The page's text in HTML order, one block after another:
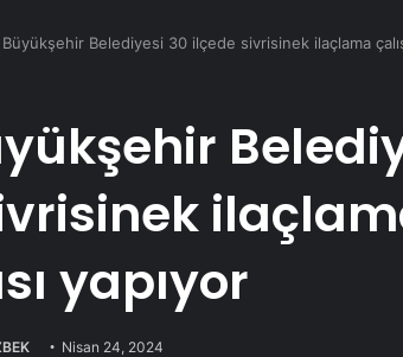
Belediyesi 30 ilçede sivrisinek ilaçlama
yapıyor
Nisan 24, 2024